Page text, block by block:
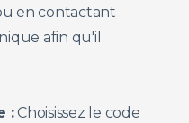
en contactant
afin qu'il
:Choisissez le code